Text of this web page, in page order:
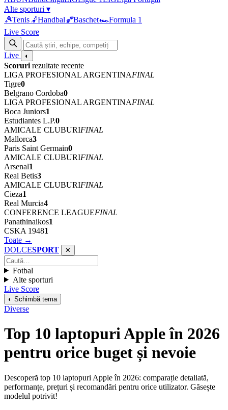
Alte sporturi ▾
🎾Tenis 🤾Handbal🏀Baschet🏎Formula 1
Live Score
Live ◐
Scoruri rezultate recente
LIGA PROFESIONAL ARGENTINAFINAL
Tigre0
Belgrano Cordoba0
LIGA PROFESIONAL ARGENTINAFINAL
Boca Juniors1
Estudiantes L.P.0
AMICALE CLUBURIFINAL
Mallorca3
Paris Saint Germain0
AMICALE CLUBURIFINAL
Arsenal1
Real Betis3
AMICALE CLUBURIFINAL
Cieza1
Real Murcia4
CONFERENCE LEAGUEFINAL
Panathinaikos1
CSKA 19481
Toate →
DOLCESPORT ✕
Fotbal
Alte sporturi
Live Score
◐ Schimbă tema
Diverse
Top 10 laptopuri Apple în 2026
pentru orice buget și nevoie
Descoperă top 10 laptopuri Apple în 2026: comparație detaliată,
performanțe, prețuri și recomandări pentru orice utilizator. Găsește
modelul potrivit!